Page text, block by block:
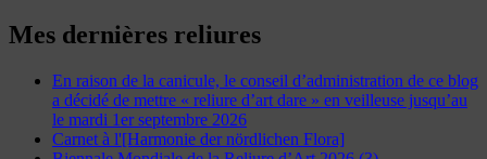
Mes dernières reliures
En raison de la canicule, le conseil d’administration de ce blog
a décidé de mettre « reliure d’art dare » en veilleuse jusqu’au
le mardi 1er septembre 2026
Carnet à l'[Harmonie der nördlichen Flora]